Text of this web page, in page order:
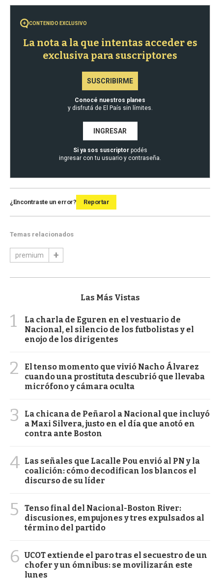
CONTENIDO EXCLUSIVO
La nota a la que intentas acceder es
exclusiva para suscriptores
SUSCRIBIRME
Conocé nuestros planes
y disfrutá de El País sin límites.
INGRESAR
Si ya sos suscriptorpodés
ingresar con tu usuario y contraseña.
¿Encontraste un error? Reportar
Temas relacionados
premium
Las Más Vistas
1
La charla de Eguren en el vestuario de
Nacional, el silencio de los futbolistas y el
enojo de los dirigentes
2
El tenso momento que vivió Nacho Álvarez
cuando una prostituta descubrió que llevaba
micrófono y cámara oculta
3
La chicana de Peñarol a Nacional que incluyó
a Maxi Silvera, justo en el día que anotó en
contra ante Boston
4 Las señales que Lacalle Pou envió al PN y la
coalición: cómo decodifican los blancos el
discurso de su líder
5
Tenso final del Nacional-Boston River:
discusiones, empujones y tres expulsados al
término del partido
6 UCOT extiende el paro tras el secuestro de un
chofer y un ómnibus: se movilizarán este
lunes